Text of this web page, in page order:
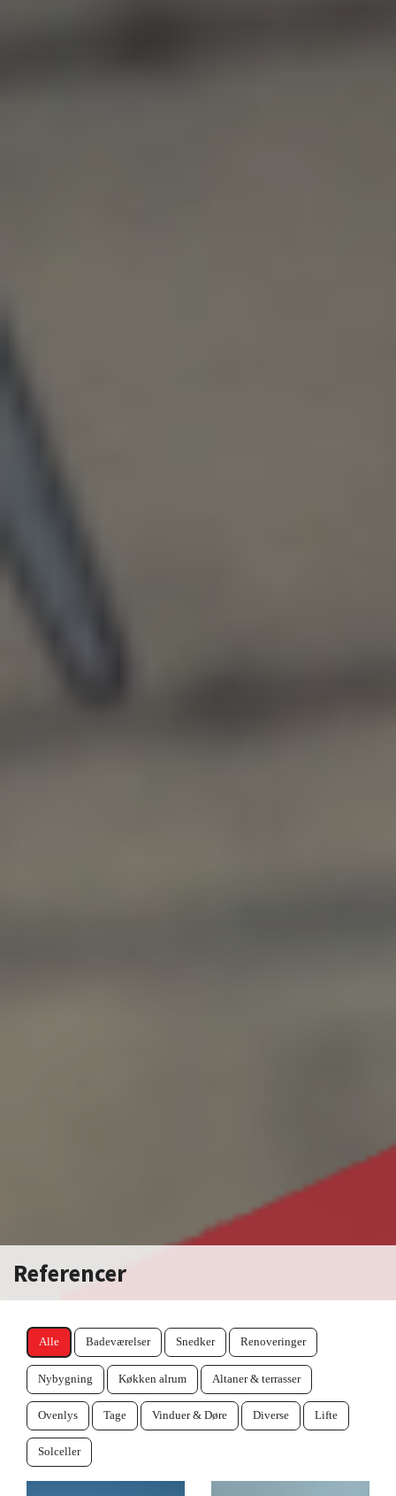
Referencer
Alle Badeværelser Snedker Renoveringer
Nybygning Køkken alrum Altaner & terrasser
Ovenlys Tage Vinduer & Døre Diverse Lifte
Solceller